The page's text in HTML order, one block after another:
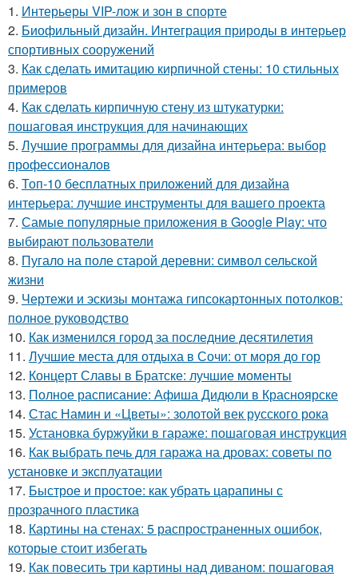
1. Интерьеры VIP-лож и зон в спорте
2. Биофильный дизайн. Интеграция природы в интерьер
спортивных сооружений
3. Как сделать имитацию кирпичной стены: 10 стильных
примеров
4. Как сделать кирпичную стену из штукатурки:
пошаговая инструкция для начинающих
5. Лучшие программы для дизайна интерьера: выбор
профессионалов
6. Топ-10 бесплатных приложений для дизайна
интерьера: лучшие инструменты для вашего проекта
7. Самые популярные приложения в Google Play: что
выбирают пользователи
8. Пугало на поле старой деревни: символ сельской
жизни
9. Чертежи и эскизы монтажа гипсокартонных потолков:
полное руководство
10. Как изменился город за последние десятилетия
11. Лучшие места для отдыха в Сочи: от моря до гор
12. Концерт Славы в Братске: лучшие моменты
13. Полное расписание: Афиша Дидюли в Красноярске
14. Стас Намин и «Цветы»: золотой век русского рока
15. Установка буржуйки в гараже: пошаговая инструкция
16. Как выбрать печь для гаража на дровах: советы по
установке и эксплуатации
17. Быстрое и простое: как убрать царапины с
прозрачного пластика
18. Картины на стенах: 5 распространенных ошибок,
которые стоит избегать
19. Как повесить три картины над диваном: пошаговая